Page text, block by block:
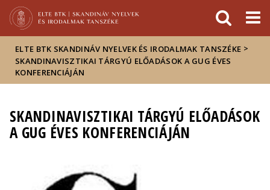
Hírek
Események
ELTE a
sajtóban
ELTE BTK SKANDINÁV NYELVEK ÉS IRODALMAK TANSZÉKE >
SKANDINAVISZTIKAI TÁRGYÚ ELŐADÁSOK A GUG ÉVES
KONFERENCIÁJÁN
SKANDINAVISZTIKAI TÁRGYÚ ELŐADÁSOK
A GUG ÉVES KONFERENCIÁJÁN